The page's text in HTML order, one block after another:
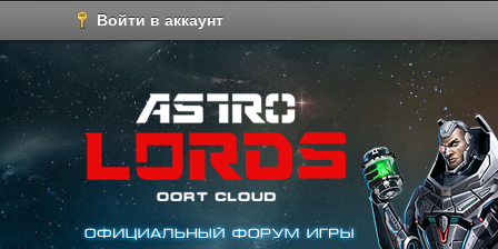
Войти в аккаунт